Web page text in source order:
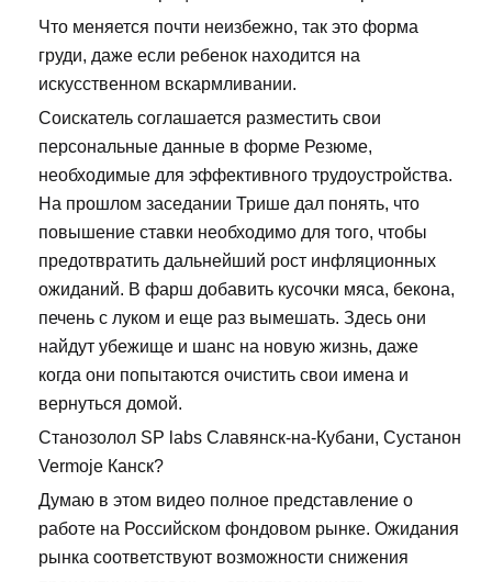
Что меняется почти неизбежно, так это форма
груди, даже если ребенок находится на
искусственном вскармливании.
Соискатель соглашается разместить свои
персональные данные в форме Резюме,
необходимые для эффективного трудоустройства.
На прошлом заседании Трише дал понять, что
повышение ставки необходимо для того, чтобы
предотвратить дальнейший рост инфляционных
ожиданий. В фарш добавить кусочки мяса, бекона,
печень с луком и еще раз вымешать. Здесь они
найдут убежище и шанс на новую жизнь, даже
когда они попытаются очистить свои имена и
вернуться домой.
Станозолол SP labs Славянск-на-Кубани, Сустанон
Vermoje Канск?
Думаю в этом видео полное представление о
работе на Российском фондовом рынке. Ожидания
рынка соответствуют возможности снижения